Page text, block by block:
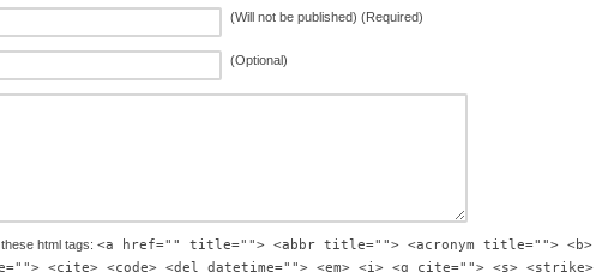
(Will not be published) (Required)
(Optional)
html tags: <a href="" title=""> <abbr title=""> <acronym title=""> <b>
<cite> <code> <del datetime=""> <em> <i> <q cite=""> <s> <strike>